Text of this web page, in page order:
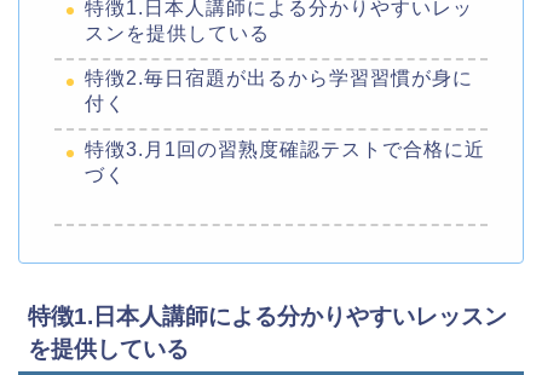
特徴1.日本人講師による分かりやすいレッ
スンを提供している
特徴2.毎日宿題が出るから学習習慣が身に
付く
特徴3.月1回の習熟度確認テストで合格に近
づく
特徴1.日本人講師による分かりやすいレッスン
を提供している